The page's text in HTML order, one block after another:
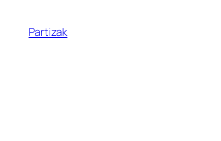
content
Partizak